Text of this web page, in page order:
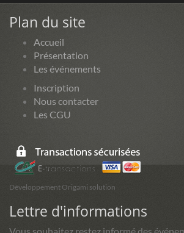
Plan du site
Accueil
Présentation
Les événements
Inscription
Nous contacter
Les CGU
Développement Origami solution
Lettre d'informations
Vous souhaitez restez informé des